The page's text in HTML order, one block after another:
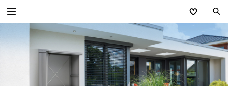
Zurück
Stauraum­systeme